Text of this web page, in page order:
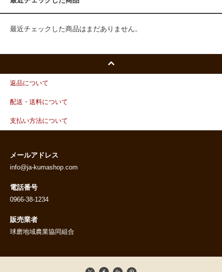
最近チェックした商品はまだありません。
返品について
配送・送料について
支払い方法について
メールアドレス
info@ja-kumashop.com
電話番号
0966-38-1234
販売業者
球磨地域農業協同組合